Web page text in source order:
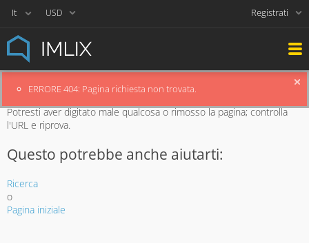
USD Registrati
ERRORE 404: Pagina richiesta non trovata.
Siamo spiacenti ma la pagina che stai cercando non esiste.
Potresti aver digitato male qualcosa o rimosso la pagina; controlla
l'URL e riprova.
Questo potrebbe anche aiutarti:
Ricerca
o
Pagina iniziale